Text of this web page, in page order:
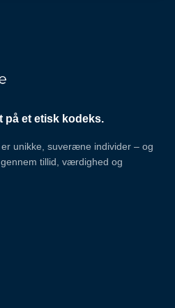
på et etisk kodeks.
unikke, suveræne individer – og
tillid, værdighed og